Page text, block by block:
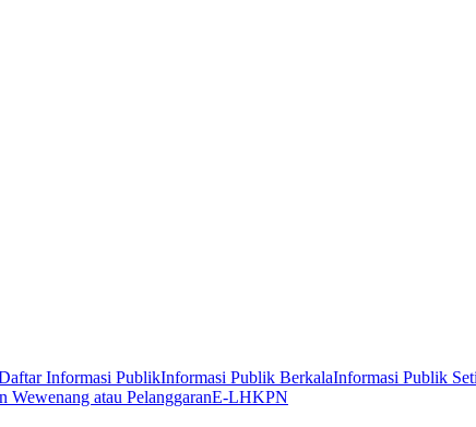
Informasi PublikInformasi Publik BerkalaInformasi Publik
Wewenang atau PelanggaranE-LHKPN